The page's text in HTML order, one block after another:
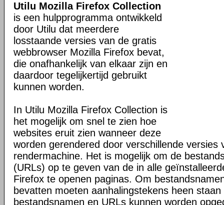
Utilu Mozilla Firefox Collection
is een hulpprogramma ontwikkeld
door Utilu dat meerdere
losstaande versies van de gratis
webbrowser Mozilla Firefox bevat,
die onafhankelijk van elkaar zijn en
daardoor tegelijkertijd gebruikt
kunnen worden.
In Utilu Mozilla Firefox Collection is
het mogelijk om snel te zien hoe
websites eruit zien wanneer deze
worden gerendered door verschillende versies
rendermachine. Het is mogelijk om de
(URLs) op te geven van de in alle
Firefox te openen paginas. Om
bevatten moeten aanhalingstekens heen
bestandsnamen en URLs kunnen worden